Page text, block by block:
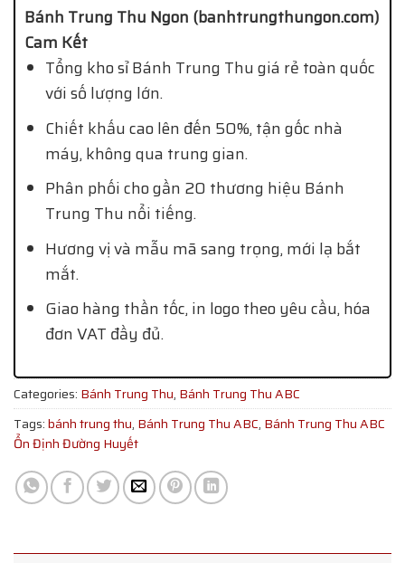
Bánh Trung Thu Ngon (banhtrungthungon.com)
Cam Kết
Tổng kho sỉ Bánh Trung Thu giá rẻ toàn quốc
với số lượng lớn.
Chiết khấu cao lên đến 50%, tận gốc nhà
máy, không qua trung gian.
Phân phối cho gần 20 thương hiệu Bánh
Trung Thu nổi tiếng.
Hương vị và mẫu mã sang trọng, mới lạ bắt
mắt.
Giao hàng thần tốc, in logo theo yêu cầu, hóa
đơn VAT đầy đủ.
Categories: Bánh Trung Thu, Bánh Trung Thu ABC
Tags:bánh trung thu, Bánh Trung Thu ABC, Bánh Trung Thu ABC
Ổn Định Đường Huyết